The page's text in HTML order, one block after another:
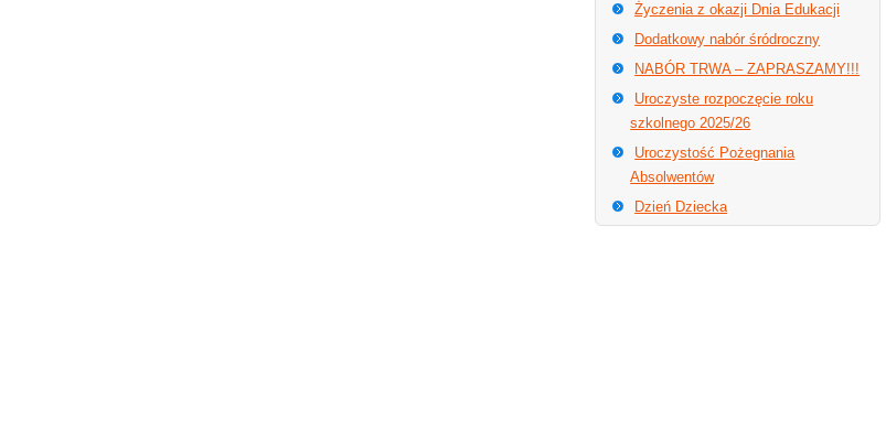
Życzenia z okazji Dnia Edukacji
Dodatkowy nabór śródroczny
NABÓR TRWA – ZAPRASZAMY!!!
Uroczyste rozpoczęcie roku
szkolnego 2025/26
Uroczystość Pożegnania
Absolwentów
Dzień Dziecka